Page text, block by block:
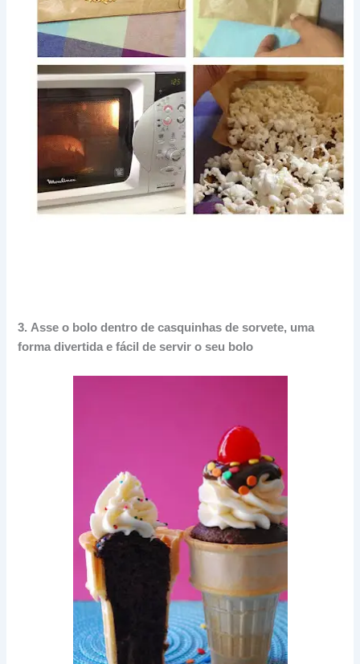
3. Asse o bolo dentro de casquinhas de sorvete, uma
forma divertida e fácil de servir o seu bolo